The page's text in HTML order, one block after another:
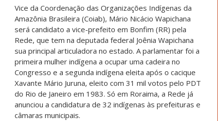
Vice da Coordenação das Organizações Indígenas da
Amazônia Brasileira (Coiab), Mário Nicácio Wapichana
será candidato a vice-prefeito em Bonfim (RR) pela
Rede, que tem na deputada federal Joênia Wapichana
sua principal articuladora no estado. A parlamentar foi a
primeira mulher indígena a ocupar uma cadeira no
Congresso e a segunda indígena eleita após o cacique
Xavante Mário Juruna, eleito com 31 mil votos pelo PDT
do Rio de Janeiro em 1983. Só em Roraima, a Rede já
anunciou a candidatura de 32 indígenas às prefeituras e
câmaras municipais.